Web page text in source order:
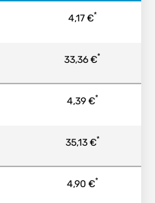
4,17 €*
33,36 €*
4,39 €*
35,13 €*
4,90 €*